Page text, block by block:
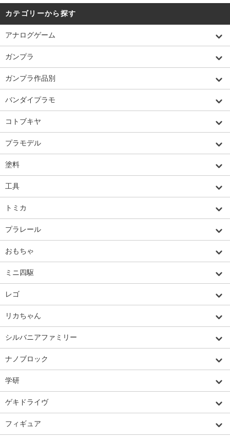
カテゴリーから探す
アナログゲーム
ガンプラ
ガンプラ作品別
バンダイプラモ
コトブキヤ
プラモデル
塗料
工具
トミカ
プラレール
おもちゃ
ミニ四駆
レゴ
リカちゃん
シルバニアファミリー
ナノブロック
学研
ゲキドライヴ
フィギュア